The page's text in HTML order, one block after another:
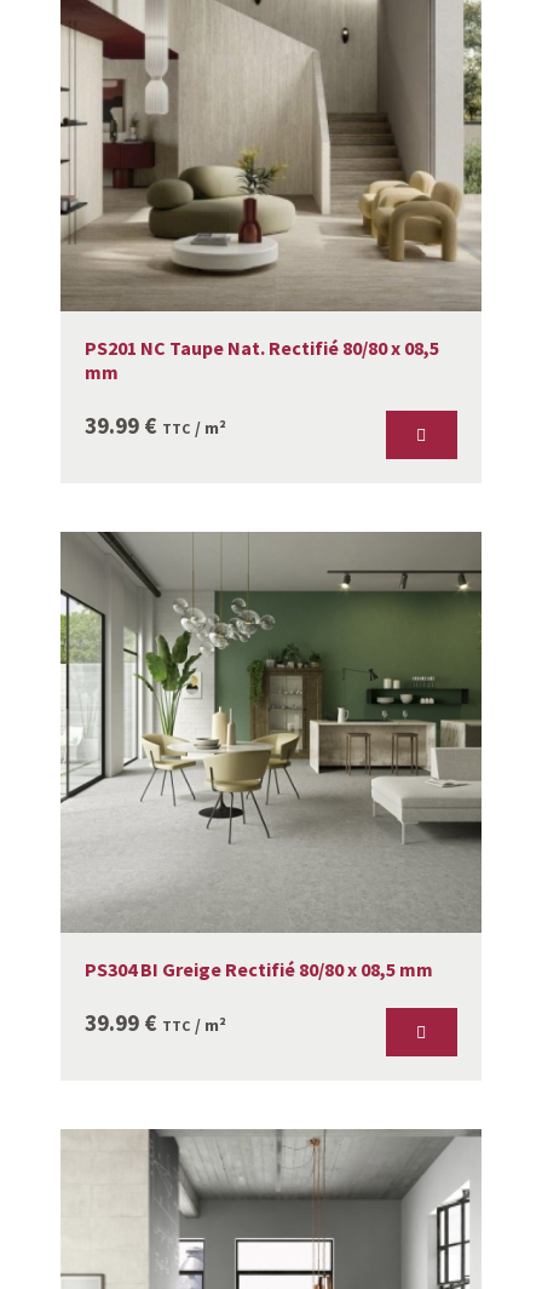
PS201 NC Taupe Nat. Rectifié 80/80 x 08,5
mm
39.99 € TTC / m²
PS304 BI Greige Rectifié 80/80 x 08,5 mm
39.99 € TTC / m²